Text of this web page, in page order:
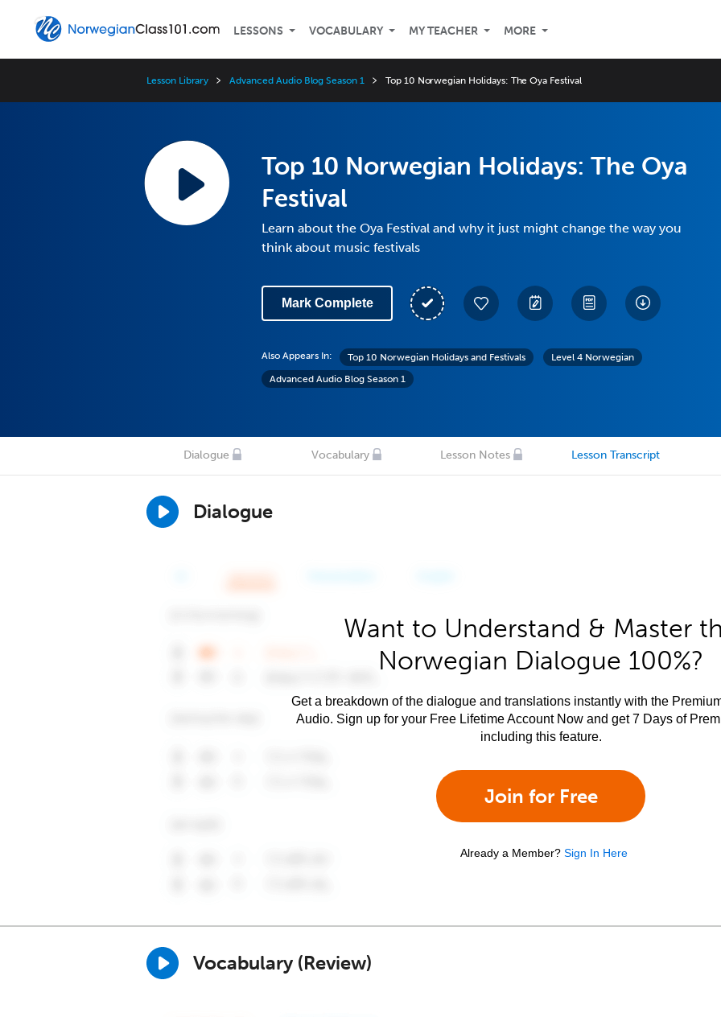
LESSONS VOCABULARY MY TEACHER MORE
Lesson Library Advanced Audio Blog Season 1 Top 10 Norwegian Holidays: The Oya Festival
Top 10 Norwegian Holidays: The Oya
Festival
Learn about the Oya Festival and why it just might change the way you
think about music festivals
Mark Complete
Also Appears In: Top 10 Norwegian Holidays and Festivals
Level 4 Norwegian
Advanced Audio Blog Season 1
Dialogue Vocabulary Lesson Notes Lesson Transcript
Dialogue
Want to Understand & Master
Norwegian Dialogue 100%?
Get a breakdown of the dialogue and translations instantly with the
Audio. Sign up for your Free Lifetime Account Now and get 7 Days of
including this feature.
Join for Free
Already a Member? Sign In Here
Vocabulary (Review)